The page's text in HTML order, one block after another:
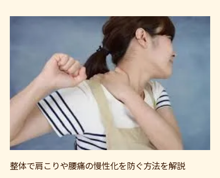
整体で肩こりや腰痛の慢性化を防ぐ方法を解説